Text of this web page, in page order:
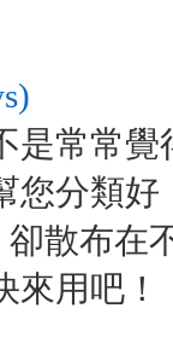
是常常
您分類
散布在
用吧！